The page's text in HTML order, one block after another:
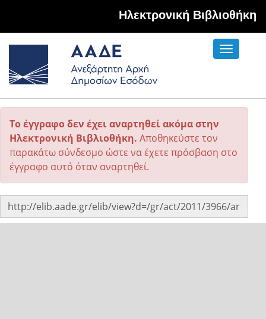
Hλεκτρονική Βιβλιοθήκη
Toggle
Το έγγραφο δεν έχει αναρτηθεί ακόμα στην
Ηλεκτρονική Βιβλιοθήκη. Αποθηκεύστε τον
παρακάτω σύνδεσμο ώστε να έχετε πρόσβαση στο
έγγραφο αυτό όταν αναρτηθεί.